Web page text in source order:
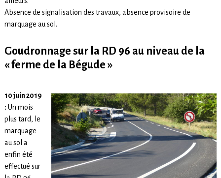
Absence de signalisation des travaux, absence provisoire de
marquage au sol.
Goudronnage sur la RD 96 au niveau de la
« ferme de la Bégude »
10 juin 2019
: Un mois
plus tard, le
marquage
au sol a
enfin été
effectué sur